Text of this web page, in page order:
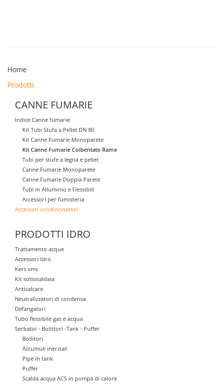
Home
Prodotti
CANNE FUMARIE
Indice Canne fumarie
Kit Tubi Stufa a Pellet DN 80
Kit Canne Fumarie Monoparete
Kit Canne Fumarie Coibentato Rame
Tubi per stufe a legna e pellet
Canne Fumarie Monoparete
Canne Fumarie Doppia Parete
Tubi in Alluminio e Flessibili
Accessori per fumisteria
Accessori condizionatori
PRODOTTI IDRO
Trattamento acque
Accessori Idro
Kers vmc
Kit sottocaldaia
Anticalcare
Neutralizzatori di condensa
Defangatori
Tubo flessibile gas e acqua
Serbatoi - Bolittori -Tank - Puffer
Bollitori
Accumuli inerziali
Pipe in tank
Puffer
Scalda acqua ACS in pompa di calore